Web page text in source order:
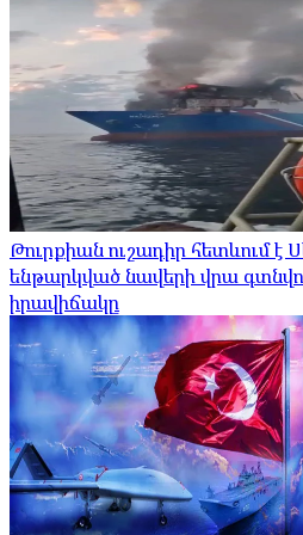
Թուրքիան ուշադիր հետևում է
ենթարկված նավերի վրա
իրավիճակը